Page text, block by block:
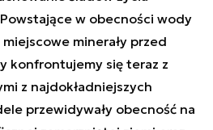
w obecności wody
minerały przed
konfrontujemy się teraz z
z najdokładniejszych
przewidywały obecność na